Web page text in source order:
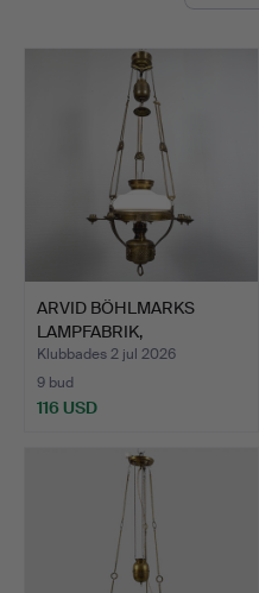
ARVID BÖHLMARKS
LAMPFABRIK,
Takfotogenlamp…
Klubbades 2 jul 2026
9 bud
116 USD